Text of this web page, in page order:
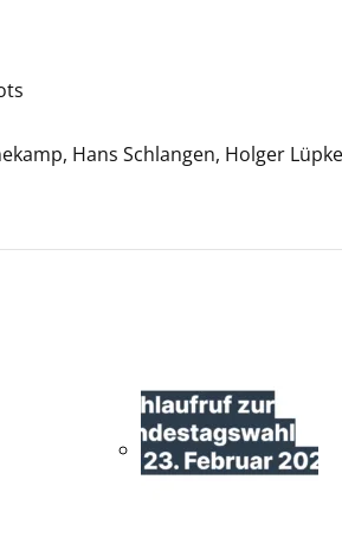
Hans Schlangen, Holger